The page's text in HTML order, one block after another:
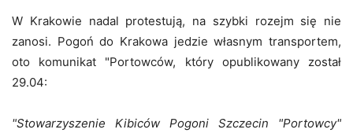
W Krakowie nadal protestują, na szybki rozejm się nie
zanosi. Pogoń do Krakowa jedzie własnym transportem,
oto komunikat "Portowców, który opublikowany został
29.04:
"Stowarzyszenie Kibiców Pogoni Szczecin "Portowcy"